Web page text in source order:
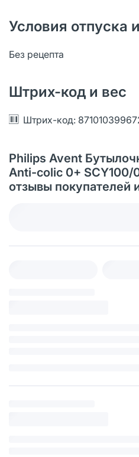
Условия отпуска
Без рецепта
Штрих-код и вес
Штрих-код:
Philips Avent
Anti-colic 0+ SCY100/
отзывы покупателей